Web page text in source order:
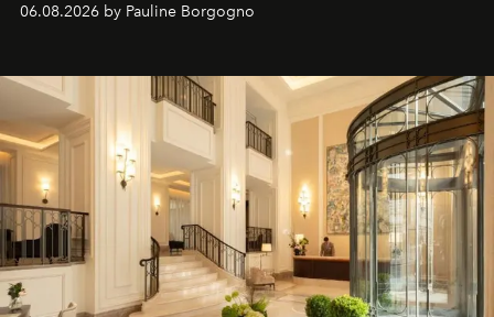
06.08.2026 by Pauline Borgogno